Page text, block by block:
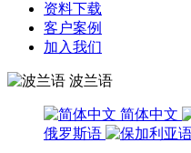
资料下载
客户案例
加入我们
波兰语
简体中文
俄罗斯语